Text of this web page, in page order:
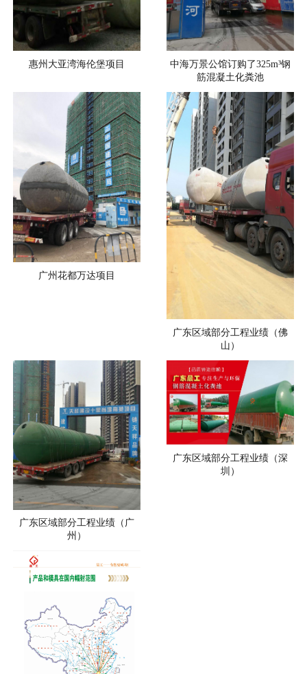
惠州大亚湾海伦堡项目
中海万景公馆订购了325m³钢
筋混凝土化粪池
广州花都万达项目
广东区域部分工程业绩（佛
山）
广东区域部分工程业绩（广
州）
广东区域部分工程业绩（深
圳）